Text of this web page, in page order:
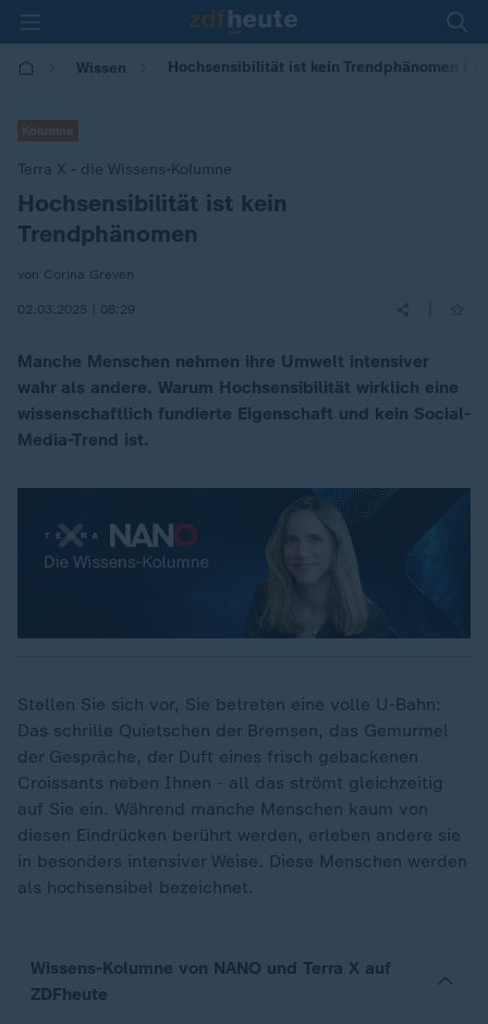
Wissen Hochsensibilität ist kein Trendphänomen |
Kolumne
Terra X - die Wissens-Kolumne
:Hochsensibilität ist kein
Trendphänomen
von Corina Greven
02.03.2025 | 08:29
Manche Menschen nehmen ihre Umwelt intensiver
wahr als andere. Warum Hochsensibilität wirklich eine
wissenschaftlich fundierte Eigenschaft und kein Social-
Media-Trend ist.
Stellen Sie sich vor, Sie betreten eine volle U-Bahn:
Das schrille Quietschen der Bremsen, das Gemurmel
der Gespräche, der Duft eines frisch gebackenen
Croissants neben Ihnen - all das strömt gleichzeitig
auf Sie ein. Während manche Menschen kaum von
diesen Eindrücken berührt werden, erleben andere sie
in besonders intensiver Weise. Diese Menschen werden
als hochsensibel bezeichnet.
Wissens-Kolumne von NANO und Terra X auf
ZDFheute